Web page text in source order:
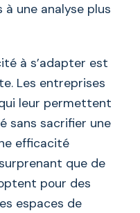
une analyse plus
à s’adapter est
Les entreprises
leur permettent
sans sacrifier une
efficacité
que de
pour des
espaces de